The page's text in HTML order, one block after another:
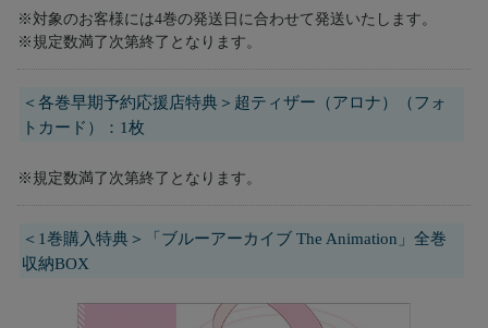
※対象のお客様には4巻の発送日に合わせて発送いたします。
※規定数満了次第終了となります。
＜各巻早期予約応援店特典＞超ティザー（アロナ）（フォ
トカード）：1枚
※規定数満了次第終了となります。
＜1巻購入特典＞「ブルーアーカイブ The Animation」全巻
収納BOX